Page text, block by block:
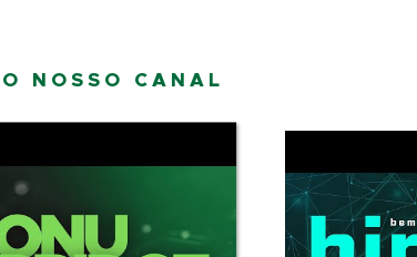
NOSSO CANAL